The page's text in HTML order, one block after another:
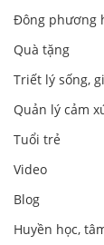
Đông phương
Quà tặng
Triết lý sống,
Quản lý cảm
Tuổi trẻ
Video
Blog
Huyền học,